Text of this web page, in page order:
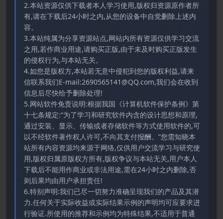
2.本站资源仅供下载者本人学习使用,版权归资源原作者所
有,请在下载后24小时之内,从您的设备中自觉删除上述内
容。
3.本站纯属为分享资源站点,网站内所有资源仅供学习交流
之用,若作商业用途,请购买正版,由于未及时购买正版发生
的侵权行为,与本站无关。
4.如您是版权方,本站若无意中侵犯到您的版权利益,请来
信联系我们E-mail:2690565141@QQ.com,我们会在收到
信息后尽快给予删除处理!
5.网站软件免责说明:根据我国《计算机软件保护条例》第
十七条规定:“为了学习和研究软件内含的设计思想和原理,
通过安装、显示、传输或者存储软件等方式使用软件的,可
以不经软件著作权人许可,不向其支付报酬。”您需知晓本
站所有内容资源均来源于网络,仅供用户交流学习与研究使
用,版权归属原版权方所有,版权争议与本站无关,用户本人
下载后不能用作商业或非法用途,需在24小时之内删除,否
则后果均由用户承担责任!
6.特别声明:我们已尽一切努力准确呈现我们的产品及其潜
力.任何关于实际收益或实际结果示例的声明均可应要求进
行验证.所使用的推荐和示例均为特殊结果,不适用于普通